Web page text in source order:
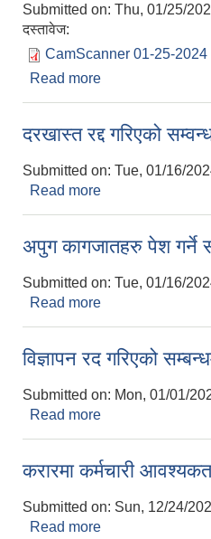
Submitted on: Thu, 01/25/
दस्तावेज:
CamScanner 01-25-2024
Read more
दरखास्त रद्द गरिएको
Submitted on: Tue, 01/16/
Read more
अपुग कागजातहरु पेश गर्ने
Submitted on: Tue, 01/16/
Read more
विज्ञापन रद गरिएको
Submitted on: Mon, 01/01/
Read more
करारमा कर्मचारी
Submitted on: Sun, 12/24/
Read more